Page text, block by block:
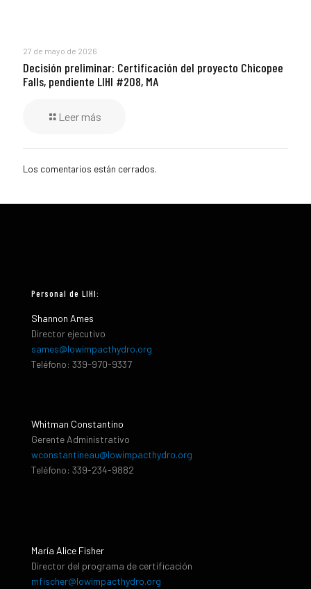
27 de mayo de 2026
Decisión preliminar: Certificación del proyecto Chicopee
Falls, pendiente LIHI #208, MA
Leer más
Los comentarios están cerrados.
Personal de LIHI:
Shannon Ames
Director ejecutivo
sames@lowimpacthydro.org
Teléfono: 339-970-9337
Whitman Constantino
Gerente Administrativo
wconstantineau@lowimpacthydro.org
Teléfono: 339-234-9882
María Alice Fisher
Director del programa de certificación
mfischer@lowimpacthydro.org